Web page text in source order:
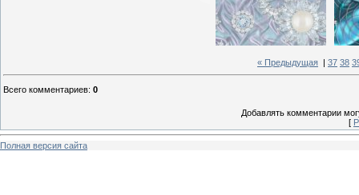
« Предыдущая 37 38
Всего комментариев: 0
Добавлять комментарии
[
Полная версия сайта